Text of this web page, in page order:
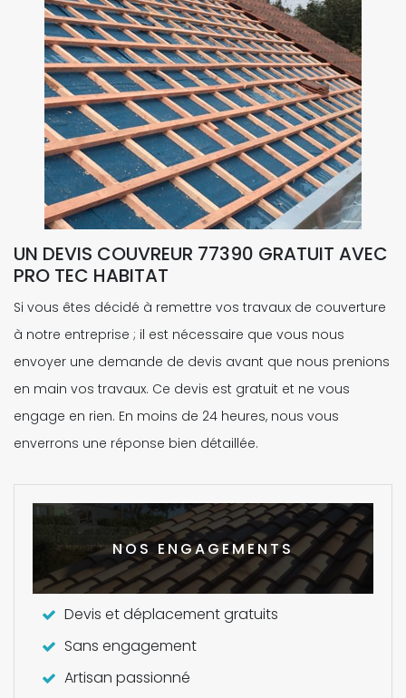
UN DEVIS COUVREUR 77390 GRATUIT AVEC
PRO TEC HABITAT
Si vous êtes décidé à remettre vos travaux de couverture
à notre entreprise ; il est nécessaire que vous nous
envoyer une demande de devis avant que nous prenions
en main vos travaux. Ce devis est gratuit et ne vous
engage en rien. En moins de 24 heures, nous vous
enverrons une réponse bien détaillée.
NOS ENGAGEMENTS
Devis et déplacement gratuits
Sans engagement
Artisan passionné